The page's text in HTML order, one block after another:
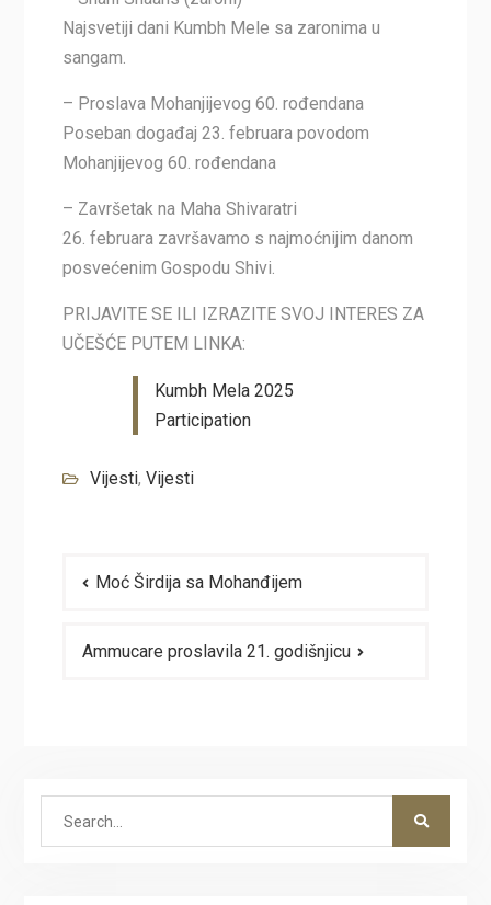
Najsvetiji dani Kumbh Mele sa zaronima u
sangam.
– Proslava Mohanjijevog 60. rođendana
Poseban događaj 23. februara povodom
Mohanjijevog 60. rođendana
– Završetak na Maha Shivaratri
26.⁠ ⁠februara završavamo s najmoćnijim danom
posvećenim Gospodu Shivi.
PRIJAVITE SE ILI IZRAZITE SVOJ INTERES ZA
UČEŠĆE PUTEM LINKA:
Kumbh Mela 2025
Participation
Vijesti, Vijesti
Navigacija
članaka
Moć Širdija sa Mohanđijem
Ammucare proslavila 21. godišnjicu